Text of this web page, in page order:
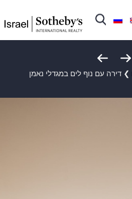
❯ דירה עם נוף לים במגדלי נאמן